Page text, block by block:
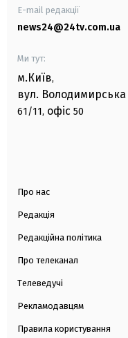
E-mail редакції
news24@24tv.com.ua
Ми тут:
м.Київ,
вул. Володимирська
61/11, офіс 50
Про нас
Редакція
Редакційна політика
Про телеканал
Телеведучі
Рекламодавцям
Правила користування